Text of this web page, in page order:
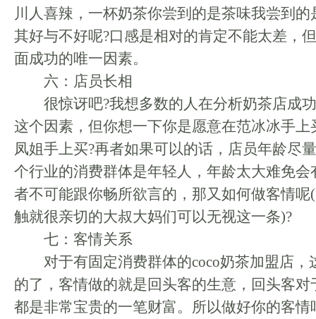
川人喜辣，一杯奶茶你尝到的是茶味我尝到
其好与不好呢?口感是相对的肯定不能太差，
面成功的唯一因素。
六：店员长相
很惊讶吧?我想多数的人在分析奶茶店成
这个因素，但你想一下你是愿意在范冰冰手上
凤姐手上买?再者如果可以的话，店员年龄尽
个行业的消费群体是年轻人，年龄太大难免会
者不可能跟你畅所欲言的，那又如何做客情
触就很亲切的大叔大妈们可以无视这一条)?
七：客情关系
对于有固定消费群体的coco奶茶加盟店，
的了，客情做的就是回头客的生意，回头客
都是非常宝贵的一笔财富。所以做好你的客情